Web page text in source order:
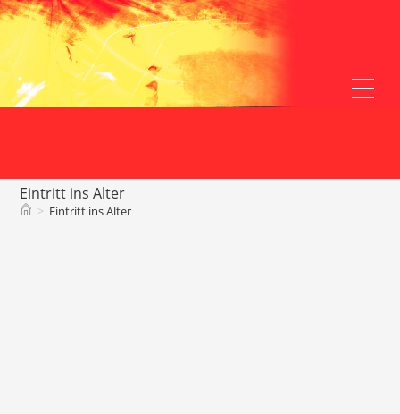
Zum
Inhalt
springen
Eintritt ins Alter
> Eintritt ins Alter